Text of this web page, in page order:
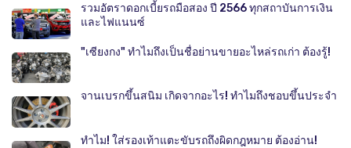
รวมอัตราดอกเบี้ยรถมือสอง ปี 2566 ทุกสถาบันการเงิน
และไฟแนนซ์
"เซียงกง" ทำไมถึงเป็นชื่อย่านขายอะไหล่รถเก่า ต้องรู้!
จานเบรกขึ้นสนิม เกิดจากอะไร! ทำไมถึงชอบขึ้นประจำ
ทำไม! ใส่รองเท้าแตะขับรถถึงผิดกฎหมาย ต้องอ่าน!